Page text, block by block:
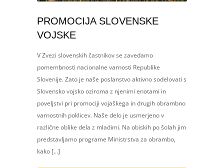
PROMOCIJA SLOVENSKE
VOJSKE
V Zvezi slovenskih častnikov se zavedamo
pomembnosti nacionalne varnosti Republike
Slovenije. Zato je naše poslanstvo aktivno sodelovati s
Slovensko vojsko oziroma z njenimi enotami in
poveljstvi pri promociji vojaškega in drugih obrambno
varnostnih poklicev. Naše delo je usmerjeno v
različne oblike dela z mladimi. Na obiskih po šolah jim
predstavljamo programe Ministrstva za obrambo,
kako […]